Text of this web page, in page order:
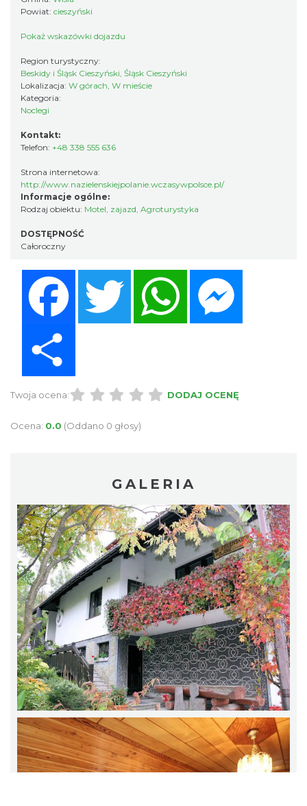
Powiat: cieszyński
Pokaż wskazówki dojazdu
Region turystyczny:
Beskidy i Śląsk Cieszyński, Śląsk Cieszyński
Lokalizacja: W górach, W mieście
Kategoria:
Noclegi
Kontakt:
Telefon: +48 338 555 636
Strona internetowa:
http://www.nazielenskiejpolanie.wczasywpolsce.pl/
Informacje ogólne:
Rodzaj obiektu: Motel, zajazd, Agroturystyka
DOSTĘPNOŚĆ
Całoroczny
Twitter WhatsApp
Twoja ocena: DODAJ OCENĘ
Ocena: 0.0 (Oddano 0 głosy)
GALERIA